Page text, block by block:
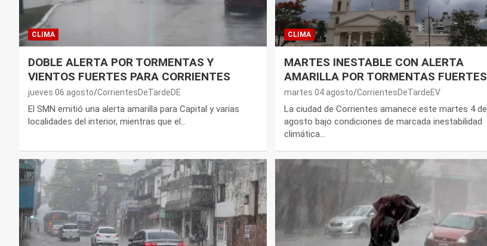
CLIMA
DOBLE ALERTA POR TORMENTAS Y
VIENTOS FUERTES PARA CORRIENTES
jueves 06 agosto CorrientesDeTardeDE
El SMN emitió una alerta amarilla para Capital y varias
localidades del interior, mientras que el…
CLIMA
MARTES INESTABLE CON ALERTA
AMARILLA POR TORMENTAS FUERTES
martes 04 agosto CorrientesDeTardeEV
La ciudad de Corrientes amanece este martes 4 de
agosto bajo condiciones de marcada inestabilidad
climática…